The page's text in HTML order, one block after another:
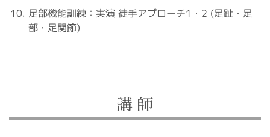
足部機能訓練：実演 徒手アプローチ1・2 (足趾・足
部・足関節)
講 師